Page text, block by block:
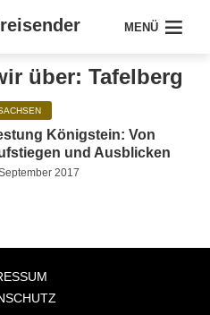
MENÜ
über: Tafelberg
Königstein: Von
und Ausblicken
2017